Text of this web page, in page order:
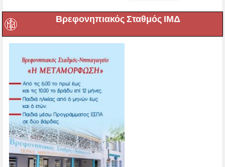
Βρεφονηπιακός Σταθμός ΙΜΔ